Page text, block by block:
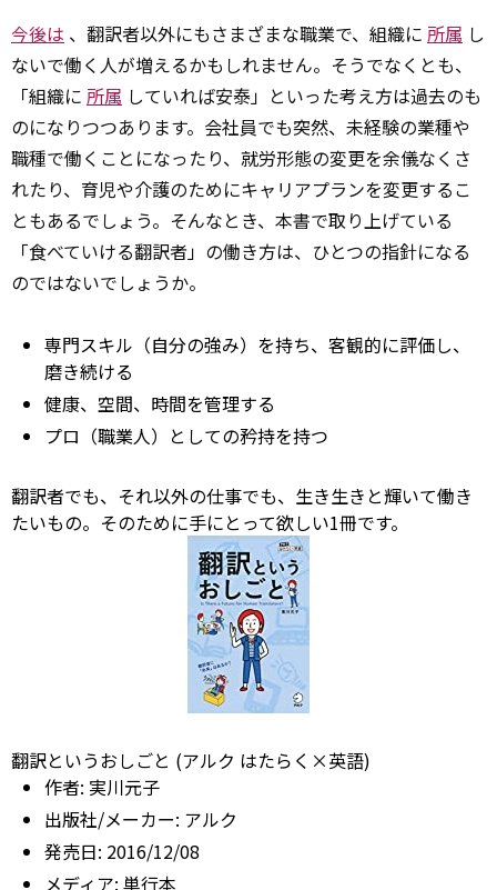
今後は 、翻訳者以外にもさまざまな職業で、組織に 所属 し
ないで働く人が増えるかもしれません。そうでなくとも、
「組織に 所属 していれば安泰」といった考え方は過去のも
のになりつつあります。会社員でも突然、未経験の業種や
職種で働くことになったり、就労形態の変更を余儀なくさ
れたり、育児や介護のためにキャリアプランを変更するこ
ともあるでしょう。そんなとき、本書で取り上げている
「食べていける翻訳者」の働き方は、ひとつの指針になる
のではないでしょうか。
専門スキル（自分の強み）を持ち、客観的に評価し、
磨き続ける
健康、空間、時間を管理する
プロ（職業人）としての矜持を持つ
翻訳者でも、それ以外の仕事でも、生き生きと輝いて働き
たいもの。そのために手にとって欲しい1冊です。
翻訳というおしごと (アルク はたらく×英語)
作者: 実川元子
出版社/メーカー: アルク
発売日: 2016/12/08
メディア: 単行本